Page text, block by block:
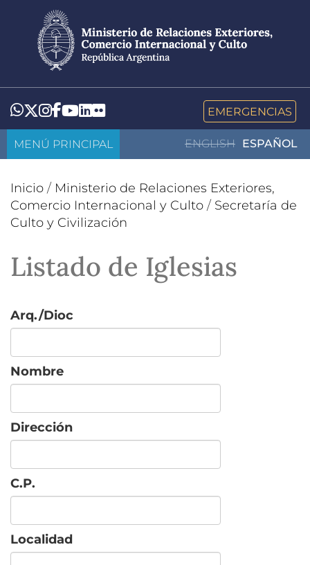
contenido
principal
Whatsapp
Twitter
Instagram
Facebook
YouTube
LinkedIn
Flickr EMERGENCIAS
ENGLISH ESPAÑOL
MENÚ PRINCIPAL
Inicio / Ministerio de Relaciones Exteriores,
Comercio Internacional y Culto / Secretaría de
Culto y Civilización
Listado de Iglesias
Arq./Dioc
Nombre
Dirección
C.P.
Localidad